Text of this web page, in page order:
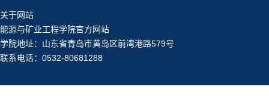
关于网站
能源与矿业工程学院官方网站
学院地址：山东省青岛市黄岛区前湾港路579号
联系电话：0532-80681288